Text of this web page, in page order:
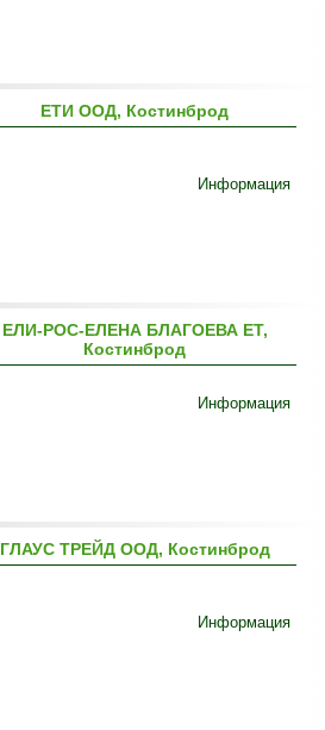
ЕТИ ООД, Костинброд
Информация
ЕЛИ-РОС-ЕЛЕНА БЛАГОЕВА ЕТ,
Костинброд
Информация
ГЛАУС ТРЕЙД ООД, Костинброд
Информация